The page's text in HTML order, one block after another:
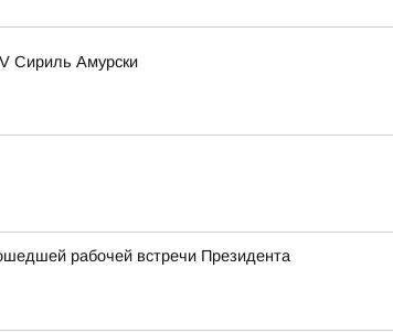
Сириль Амурски
рабочей встречи Президента